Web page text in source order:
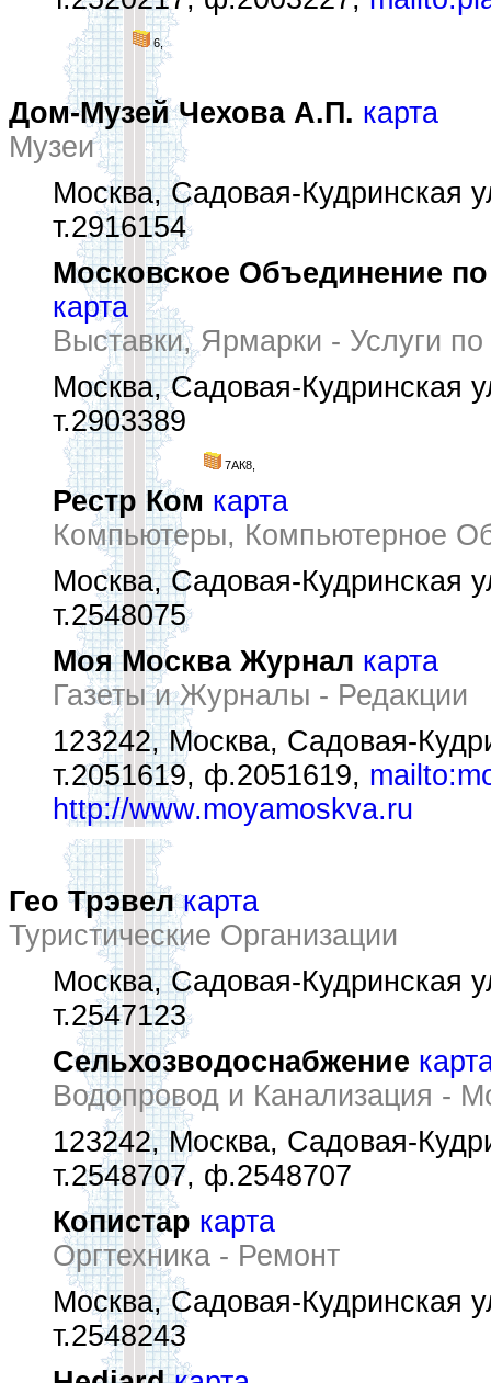
6,
Дом-Музей Чехова А.П. карта
Музеи
Москва, Садовая-Кудринская
т.2916154
Московское Объединение
карта
Выставки, Ярмарки - Услуги
Москва, Садовая-Кудринская
т.2903389
7АК8,
Рестр Ком карта
Компьютеры, Компьютерное
Москва, Садовая-Кудринская
т.2548075
Моя Москва Журнал карта
Газеты и Журналы - Редакции
123242, Москва, Садовая-
т.2051619, ф.2051619,
http://www.moyamoskva.ru
Гео Трэвел карта
Туристические Организации
Москва, Садовая-Кудринская
т.2547123
Сельхозводоснабжение
Водопровод и Канализация -
123242, Москва, Садовая-
т.2548707, ф.2548707
Копистар карта
Оргтехника - Ремонт
Москва, Садовая-Кудринская
т.2548243